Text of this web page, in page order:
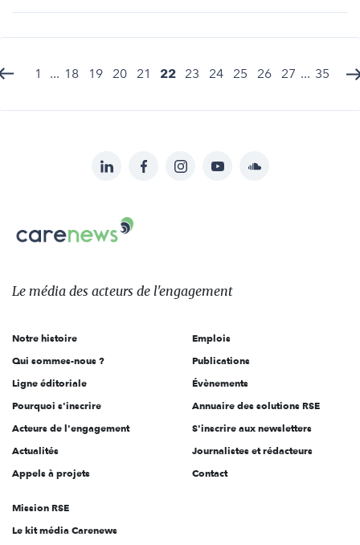
1 ... 18 19 20 21 22 23 24 25 26 27 ... 35
sur:
LinkedInFacebookInstagramYouTubeSoundcloud
Le
des
l'engagement
Le média des acteurs de l'engagement
Notre histoire
Qui sommes-nous ?
Ligne éditoriale
Pourquoi s'inscrire
Acteurs de l'engagement
Actualités
Appels à projets
Emplois
Publications
Évènements
Annuaire des solutions RSE
S'inscrire aux newsletters
Journalistes et rédacteurs
Contact
Mission RSE
Le kit média Carenews